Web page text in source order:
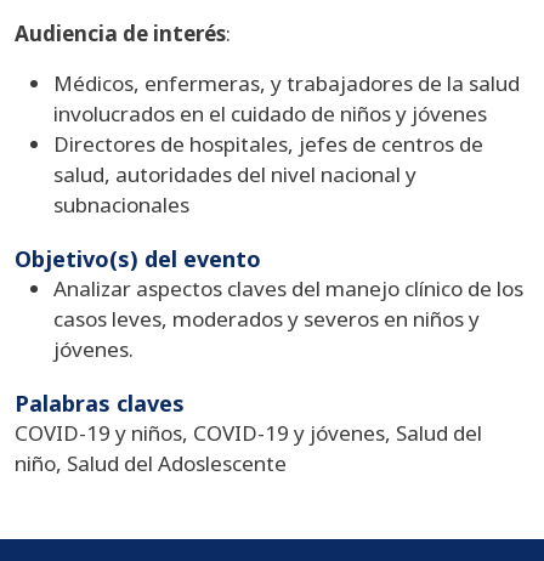
Audiencia de interés:
Médicos, enfermeras, y trabajadores de la salud
involucrados en el cuidado de niños y jóvenes
Directores de hospitales, jefes de centros de
salud, autoridades del nivel nacional y
subnacionales
Objetivo(s) del evento
Analizar aspectos claves del manejo clínico de los
casos leves, moderados y severos en niños y
jóvenes.
Palabras claves
COVID-19 y niños, COVID-19 y jóvenes, Salud del
niño, Salud del Adoslescente